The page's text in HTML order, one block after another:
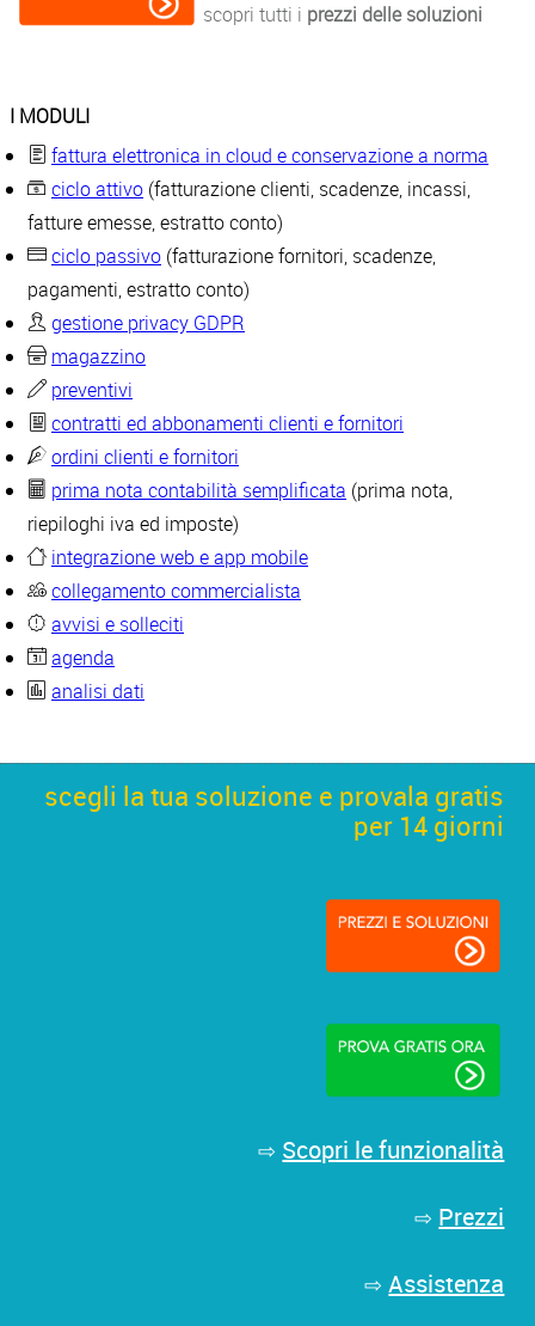
scopri tutti i prezzi delle soluzioni
I MODULI
fattura elettronica in cloud e conservazione a norma
ciclo attivo (fatturazione clienti, scadenze, incassi,
fatture emesse, estratto conto)
ciclo passivo (fatturazione fornitori, scadenze,
pagamenti, estratto conto)
gestione privacy GDPR
magazzino
preventivi
contratti ed abbonamenti clienti e fornitori
ordini clienti e fornitori
prima nota contabilità semplificata (prima nota,
riepiloghi iva ed imposte)
integrazione web e app mobile
collegamento commercialista
avvisi e solleciti
agenda
analisi dati
scegli la tua soluzione e provala gratis
per 14 giorni
⇨ Scopri le funzionalità
⇨ Prezzi
⇨ Assistenza